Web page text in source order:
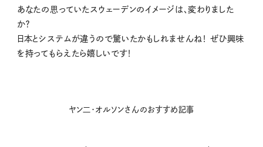
あなたの思っていたスウェーデンのイメージは、変わりました
か？
日本とシステムが違うので驚いたかもしれませんね！ ぜひ興味
を持ってもらえたら嬉しいです！
ヤン二・オルソンさんのおすすめ記事